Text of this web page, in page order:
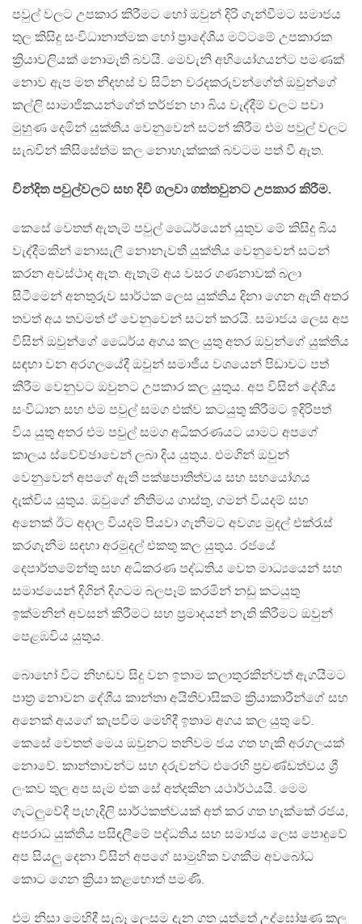
පවුල් වලට උපකාර කිරීමට හෝ ඔවුන් දිරි ගැන්වීමට සමාජය
තුල කිසිදු සංවිධානාත්මක හෝ ප්‍රාදේශීය මට්ටමේ උපකාරක
ක්‍රියාවලියක් නොමැති බවයි. මෙවැනි අභියෝගයන්ට පමණක්
නොව ඇප මත නිදහස් ව සිටින වරදකරුවන්ගේත් ඔවුන්ගේ
කල්ලි සාමාජිකයන්ගේත් තර්ජන හා බිය වැද්දීම් වලට පවා
මුහුණ දෙමින් යුක්තිය වෙනුවෙන් සටන් කිරීම එම පවුල් වලට
සැබවින් කිසිසේත්ම කල නොහැක්කක් බවටම පත් වී ඇත.
වින්දිත පවුල්වලට සහ දිවි ගලවා ගත්තවුනට උපකාර කිරීම.
කෙසේ වෙතත් ඇතැම් පවුල් ධෛර්යෙන් යුතුව මේ කිසිදු බිය
වැද්දීමකින් නොසැලී නොනැවතී යුක්තිය වෙනුවෙන් සටන්
කරන අවස්ථාද ඇත. ඇතැම් අය වසර ගණනාවක් බලා
සිටීමෙන් අනතුරුව සාර්ථක ලෙස යුක්තිය දිනා ගෙන ඇති අතර
තවත් අය තවමත් ඒ වෙනුවෙන් සටන් කරයි. සමාජය ලෙස අප
විසින් ඔවුන්ගේ ධෛර්ය අගය කල යුතු අතර ඔවුන්ගේ යුක්තිය
සඳහා වන අරගලයේදී ඔවුන් සමාජීය වශයෙන් පිඩාවට පත්
කිරීම වෙනුවට ඔවුනට උපකාර කල යුතුය. අප විසින් දේශීය
සංවිධාන සහ එම පවුල් සමග එක්ව කටයුතු කිරීමට ඉදිරිපත්
විය යුතු අතර එම පවුල් සමග අධිකරණයට යාමට අපගේ
කාලය ස්වේච්ඡාවෙන් ලබා දිය යුතුය. එමගින් ඔවුන්
වෙනුවෙන් අපගේ ඇති පක්ෂපාතිත්වය සහ සහයෝගය
දැක්විය යුතුය. ඔවුගේ නීතිමය ගාස්තු, ගමන් වියදම් සහ
අනෙක් ඊට අදාල වියදම් පියවා ගැනීමට අවශ්‍ය මුදල් එක්රැස්
කරගැනීම සඳහා අරමුදල් එකතු කල යුතුය. රජයේ
දෙපාර්තමේන්තු සහ අධිකරණ පද්ධතිය වෙත මාධ්‍යයෙන් සහ
සමාජයෙන් දිගින් දිගටම බලපෑම් කරමින් නඩු කටයුතු
ඉක්මනින් අවසන් කිරීමට සහ ප්‍රමාදයන් නැති කිරීමට ඔවුන්
පෙළඹවිය යුතුය.
බොහෝ විට නිහඬව සිදු වන ඉතාම කලාතුරකින්වත් ඇගයීමට
පාත්‍ර නොවන දේශීය කාන්තා අයිතිවාසිකම් ක්‍රියාකාරීන්ගේ සහ
අනෙක් අයගේ කැපවීම මෙහිදී ඉතාම අගය කල යුතු වේ.
කෙසේ වෙතත් මෙය ඔවුනට තනිවම ජය ගත හැකි අරගලයක්
නොවේ. කාන්තාවන්ට සහ දරුවන්ට එරෙහි ප්‍රචණ්ඩත්වය ශ්‍රී
ලංකව තුල අප සැම එක සේ අත්දකින යථාර්ථයයි. මෙම
ගැටලුවේදී පැහැදිලි සාර්ථකත්වයක් අත් කර ගත හැක්කේ රජය,
අපරාධ යුක්තිය පසිඳලීමේ පද්ධතිය සහ සමාජය ලෙස පොදුවේ
අප සියලු දෙනා විසින් අපගේ සාමුහික වගකීම අවබෝධ
කොට ගෙන ක්‍රියා කළහොත් පමණි.
එම නිසා මෙහිදී සැබෑ ලෙසම දැන ගත යුත්තේ උද්ඝෝෂණ කල